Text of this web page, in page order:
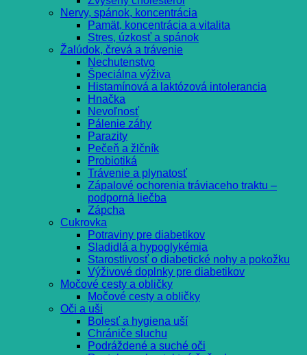
Nervy, spánok, koncentrácia
Pamät, koncentrácia a vitalita
Stres, úzkosť a spánok
Žalúdok, črevá a trávenie
Nechutenstvo
Špeciálna výživa
Histamínová a laktózová intolerancia
Hnačka
Nevoľnosť
Pálenie záhy
Parazity
Pečeň a žlčník
Probiotiká
Trávenie a plynatosť
Zápalové ochorenia tráviaceho traktu –
podporná liečba
Zápcha
Cukrovka
Potraviny pre diabetikov
Sladidlá a hypoglykémia
Starostlivosť o diabetické nohy a pokožku
Výživové doplnky pre diabetikov
Močové cesty a obličky
Močové cesty a obličky
Oči a uši
Bolesť a hygiena uší
Chrániče sluchu
Podráždené a suché oči